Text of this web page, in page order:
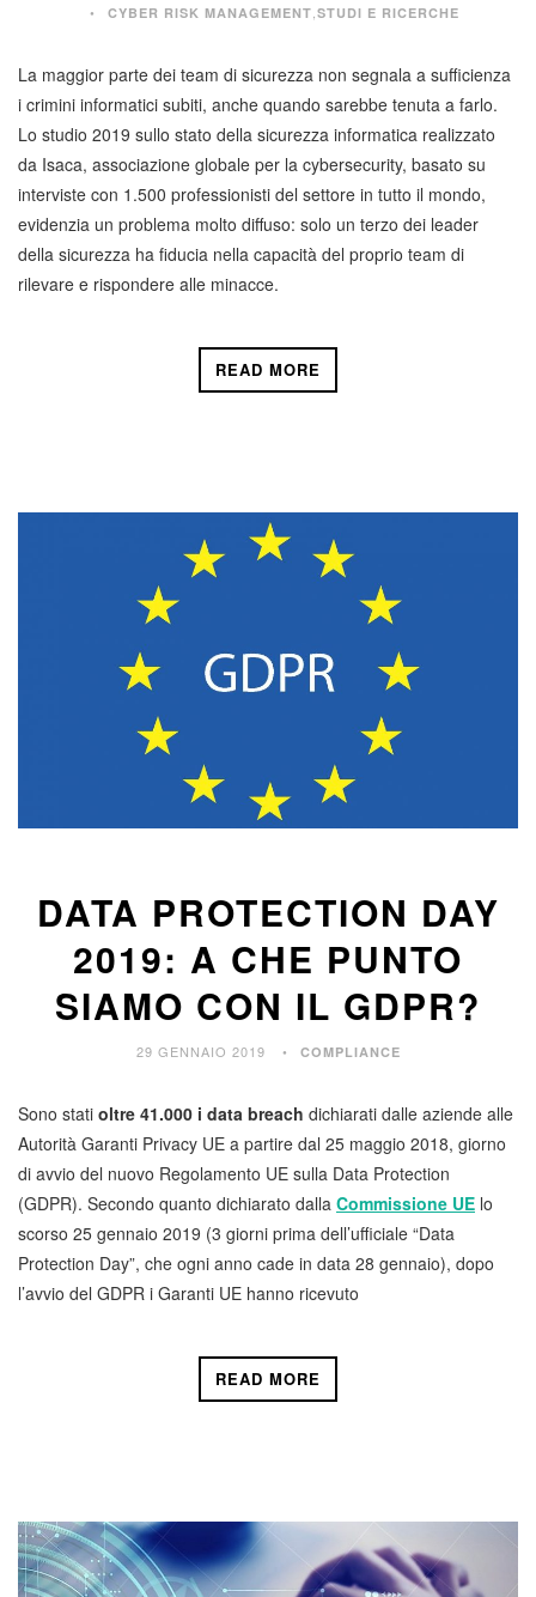
CYBER RISK MANAGEMENT STUDI E RICERCHE
La maggior parte dei team di sicurezza non segnala a sufficienza
i crimini informatici subiti, anche quando sarebbe tenuta a farlo.
Lo studio 2019 sullo stato della sicurezza informatica realizzato
da Isaca, associazione globale per la cybersecurity, basato su
interviste con 1.500 professionisti del settore in tutto il mondo,
evidenzia un problema molto diffuso: solo un terzo dei leader
della sicurezza ha fiducia nella capacità del proprio team di
rilevare e rispondere alle minacce.
READ MORE
DATA PROTECTION DAY
2019: A CHE PUNTO
SIAMO CON IL GDPR?
29 GENNAIO 2019 COMPLIANCE
Sono stati oltre 41.000 i data breach dichiarati dalle aziende alle
Autorità Garanti Privacy UE a partire dal 25 maggio 2018, giorno
di avvio del nuovo Regolamento UE sulla Data Protection
(GDPR). Secondo quanto dichiarato dalla Commissione UE lo
scorso 25 gennaio 2019 (3 giorni prima dell’ufficiale “Data
Protection Day”, che ogni anno cade in data 28 gennaio), dopo
l’avvio del GDPR i Garanti UE hanno ricevuto
READ MORE